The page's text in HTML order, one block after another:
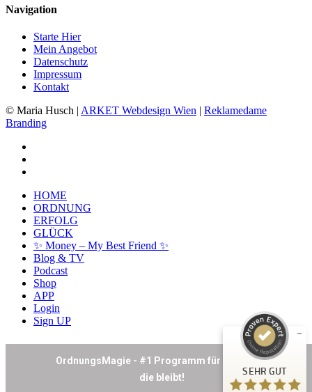
Navigation
Starte Hier
Mein Angebot
Datenschutz
Impressum
Kontakt
© Maria Husch | ARKET Webdesign Wien | Reklamedame
Branding
Close
Menu
HOME
ORDNUNG
ERFOLG
GLÜCK
✨ Money – My Best Friend ✨
Blog & TV
Podcast
Shop
APP
Login
Sign UP
SEHR GUT
Kundenbewertungen und Erfahrungen zu
Empfehlungen auf
ProvenExpert.com
26
Bewertungen auf ProvenExpert.com